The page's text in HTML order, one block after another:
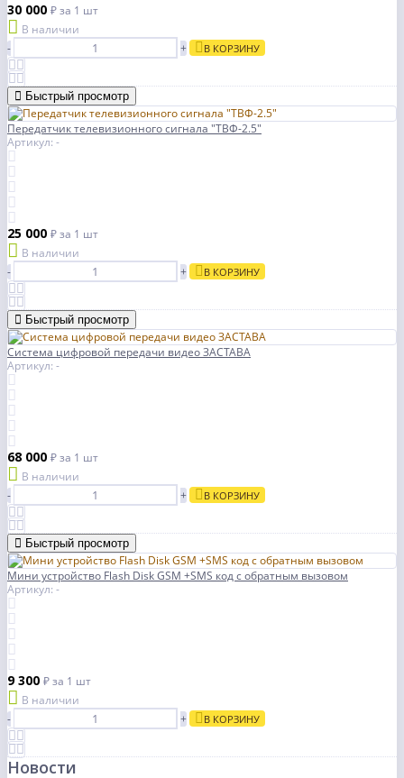
30 000 ₽за 1 шт
В наличии
-
+ В КОРЗИНУ
Быстрый просмотр
Передатчик телевизионного сигнала "TBФ-2.5"
Артикул: -
25 000 ₽за 1 шт
В наличии
-
+ В КОРЗИНУ
Быстрый просмотр
Система цифровой передачи видео ЗАСТАВА
Артикул: -
68 000 ₽за 1 шт
В наличии
-
+ В КОРЗИНУ
Быстрый просмотр
Мини устройство Flash Disk GSM +SMS код с обратным вызовом
Артикул: -
9 300 ₽за 1 шт
В наличии
-
+ В КОРЗИНУ
Новости